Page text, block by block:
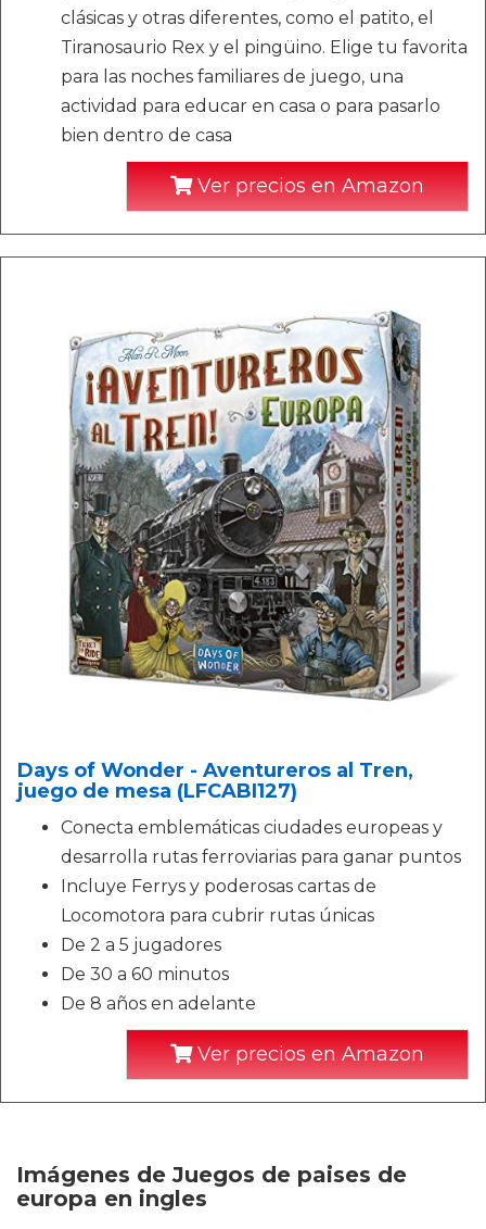
clásicas y otras diferentes, como el patito, el
Tiranosaurio Rex y el pingüino. Elige tu favorita
para las noches familiares de juego, una
actividad para educar en casa o para pasarlo
bien dentro de casa
Ver precios en Amazon
Days of Wonder - Aventureros al Tren,
juego de mesa (LFCABI127)
Conecta emblemáticas ciudades europeas y
desarrolla rutas ferroviarias para ganar puntos
Incluye Ferrys y poderosas cartas de
Locomotora para cubrir rutas únicas
De 2 a 5 jugadores
De 30 a 60 minutos
De 8 años en adelante
Ver precios en Amazon
Imágenes de Juegos de paises de
europa en ingles